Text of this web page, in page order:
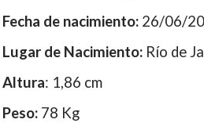
Fecha de nacimiento:26/06/
Lugar de Nacimiento:Río de
Altura: 1,86 cm
Peso: 78 Kg